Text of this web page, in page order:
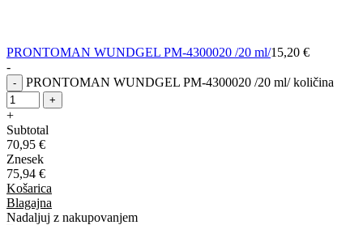
PRONTOMAN WUNDGEL PM-4300020 /20 ml/15,20 €
-
- PRONTOMAN WUNDGEL PM-4300020 /20 ml/ količina
+
+
Subtotal
70,95 €
Znesek
75,94 €
Košarica
Blagajna
Nadaljuj z nakupovanjem